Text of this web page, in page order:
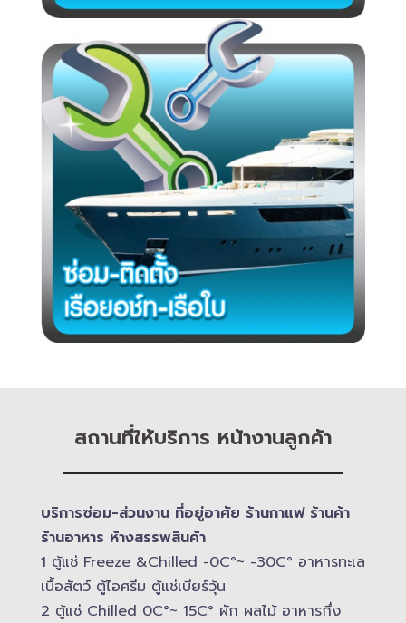
สถานที่ให้บริการ หน้างานลูกค้า
บริการซ่อม-​ส่วนงาน ที่อยู่อาศัย ร้านกาแฟ ร้านค้า
ร้านอาหาร ห้างสรรพสินค้า
1 ตู้แช่ Freeze &​Chilled -​0C°~ -​30C° อาหารทะเล
เนื้อสัตว์ ตู้ไอศรีม ตู้แช่เบียร์วุ้น
2 ตู้แช่ Chilled​ 0C°~ 15C° ผัก ผลไม้ อาหารกึ่ง